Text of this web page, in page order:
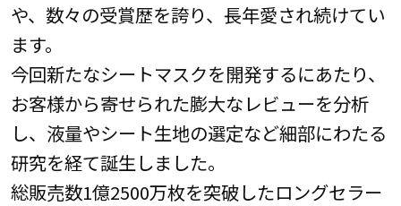
や、数々の受賞歴を誇り、長年愛され続けてい
ます。
今回新たなシートマスクを開発するにあたり、
お客様から寄せられた膨大なレビューを分析
し、液量やシート生地の選定など細部にわたる
研究を経て誕生しました。
総販売数1億2500万枚を突破したロングセラー